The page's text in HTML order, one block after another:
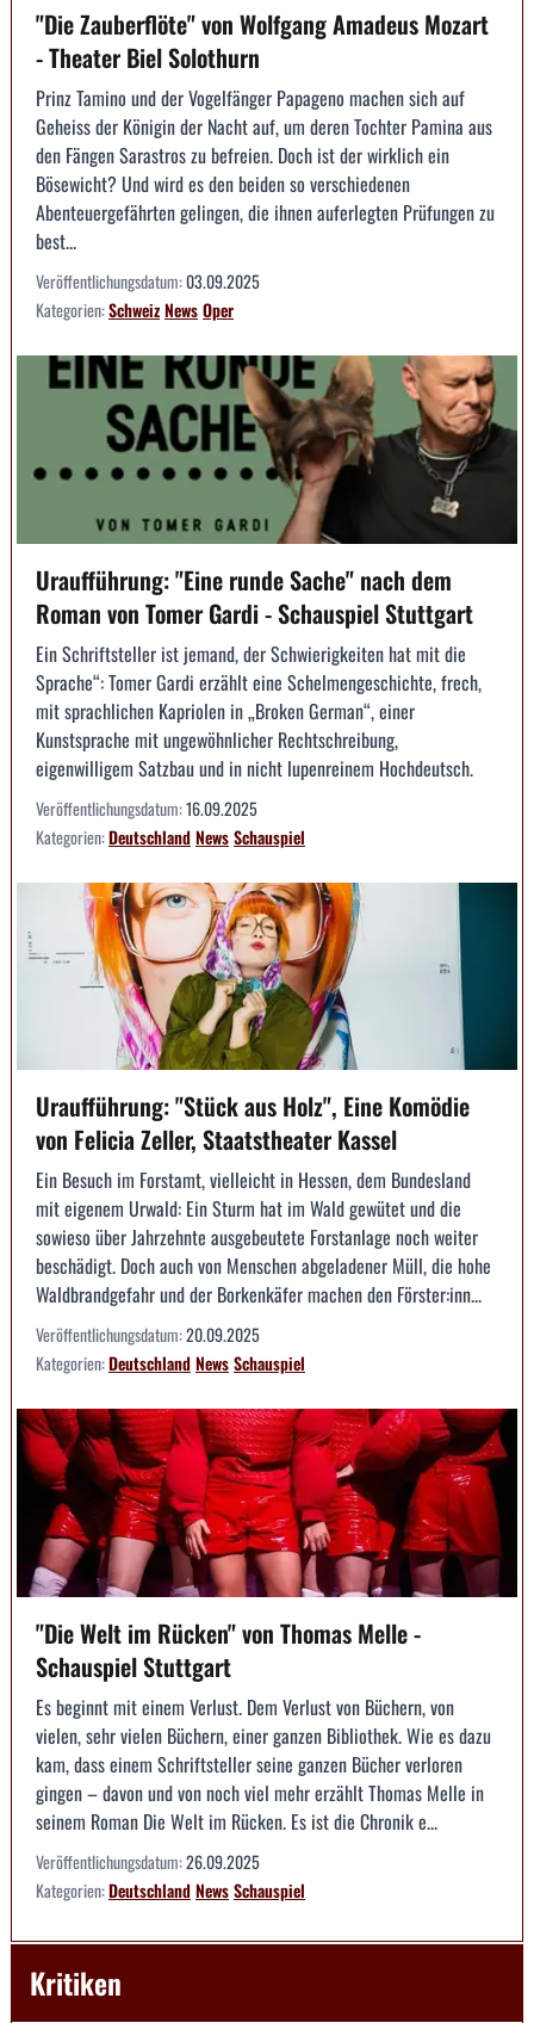
"Die Zauberflöte" von Wolfgang Amadeus Mozart
- Theater Biel Solothurn
Prinz Tamino und der Vogelfänger Papageno machen sich auf
Geheiss der Königin der Nacht auf, um deren Tochter Pamina aus
den Fängen Sarastros zu befreien. Doch ist der wirklich ein
Bösewicht? Und wird es den beiden so verschiedenen
Abenteuergefährten gelingen, die ihnen auferlegten Prüfungen zu
best...
Veröffentlichungsdatum:03.09.2025
Kategorien:SchweizNewsOper
Uraufführung: "Eine runde Sache" nach dem
Roman von Tomer Gardi - Schauspiel Stuttgart
Ein Schriftsteller ist jemand, der Schwierigkeiten hat mit die
Sprache“: Tomer Gardi erzählt eine Schelmengeschichte, frech,
mit sprachlichen Kapriolen in „Broken German“, einer
Kunstsprache mit ungewöhnlicher Rechtschreibung,
eigenwilligem Satzbau und in nicht lupenreinem Hochdeutsch.
Veröffentlichungsdatum:16.09.2025
Kategorien:DeutschlandNewsSchauspiel
Uraufführung: "Stück aus Holz", Eine Komödie
von Felicia Zeller, Staatstheater Kassel
Ein Besuch im Forstamt, vielleicht in Hessen, dem Bundesland
mit eigenem Urwald: Ein Sturm hat im Wald gewütet und die
sowieso über Jahrzehnte ausgebeutete Forstanlage noch weiter
beschädigt. Doch auch von Menschen abgeladener Müll, die hohe
Waldbrandgefahr und der Borkenkäfer machen den Förster:inn...
Veröffentlichungsdatum:20.09.2025
Kategorien:DeutschlandNewsSchauspiel
"Die Welt im Rücken" von Thomas Melle -
Schauspiel Stuttgart
Es beginnt mit einem Verlust. Dem Verlust von Büchern, von
vielen, sehr vielen Büchern, einer ganzen Bibliothek. Wie es dazu
kam, dass einem Schriftsteller seine ganzen Bücher verloren
gingen – davon und von noch viel mehr erzählt Thomas Melle in
seinem Roman Die Welt im Rücken. Es ist die Chronik e...
Veröffentlichungsdatum:26.09.2025
Kategorien:DeutschlandNewsSchauspiel
Kritiken